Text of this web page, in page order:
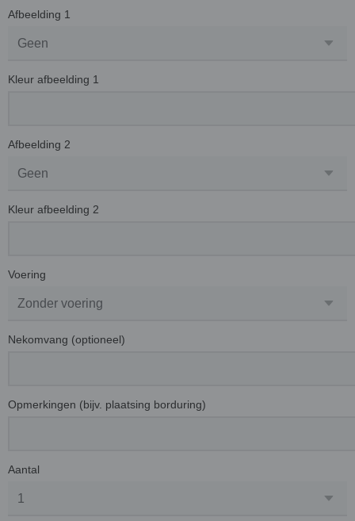
Afbeelding 1
Kleur afbeelding 1
Afbeelding 2
Kleur afbeelding 2
Voering
Nekomvang (optioneel)
Opmerkingen (bijv. plaatsing borduring)
Aantal